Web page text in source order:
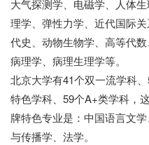
大气探测学、电磁学、人体
理学、弹性力学、近代国际
代史、动物生物学、高等代数
病理学、病理生理学等。
北京大学有41个双一流学科
特色学科、59个A+类学科，
牌特色专业是：中国语言文
与传播学、法学。